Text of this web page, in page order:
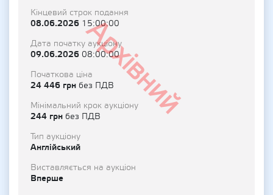
Архівний
Кінцевий строк подання
08.06.2026 15:00:00
Дата початку аукціону
09.06.2026 08:00:00
Початкова ціна
24 446 грн без ПДВ
Мінімальний крок аукціону
244 грн без ПДВ
Тип аукціону
Англійський
Виставляється на аукціон
Вперше